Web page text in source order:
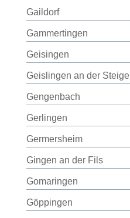
Gaildorf
Gammertingen
Geisingen
Geislingen an der Steige
Gengenbach
Gerlingen
Germersheim
Gingen an der Fils
Gomaringen
Göppingen